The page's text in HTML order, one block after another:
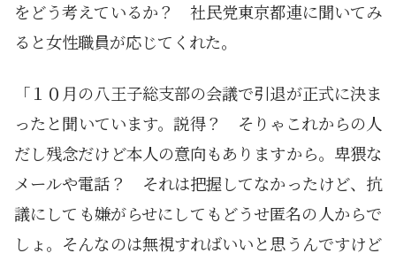
をどう考えているか？ 社民党東京都連に聞いてみ
ると女性職員が応じてくれた。
「１０月の八王子総支部の会議で引退が正式に決ま
ったと聞いています。説得？ そりゃこれからの人
だし残念だけど本人の意向もありますから。卑猥な
メールや電話？ それは把握してなかったけど、抗
議にしても嫌がらせにしてもどうせ匿名の人からで
しょ。そんなのは無視すればいいと思うんですけど